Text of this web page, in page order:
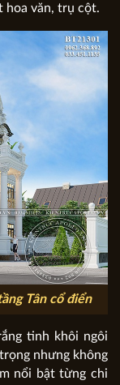
hoa văn, trụ cột.
Tân cổ điển
tinh khôi ngôi
nhưng không
nổi bật từng chi